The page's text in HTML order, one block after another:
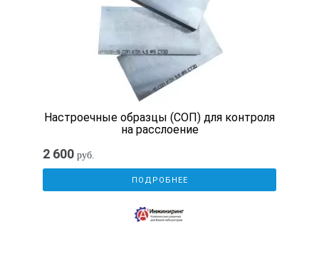
Настроечные образцы (СОП) для контроля
на расслоение
2 600 руб.
ПОДРОБНЕЕ